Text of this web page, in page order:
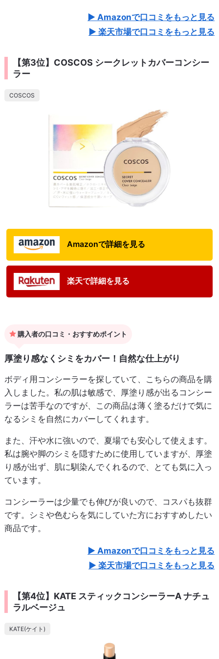
Amazonで口コミをもっと見る
楽天市場で口コミをもっと見る
【第3位】COSCOS シークレットカバーコンシー
ラー
COSCOS
Amazonで詳細を見る
楽天で詳細を見る
購入者の口コミ・おすすめポイント
厚塗り感なくシミをカバー！自然な仕上がり
ボディ用コンシーラーを探していて、こちらの商品を購
入しました。私の肌は敏感で、厚塗り感が出るコンシー
ラーは苦手なのですが、この商品は薄く塗るだけで気に
なるシミを自然にカバーしてくれます。
また、汗や水に強いので、夏場でも安心して使えます。
私は腕や脚のシミを隠すために使用していますが、厚塗
り感が出ず、肌に馴染んでくれるので、とても気に入っ
ています。
コンシーラーは少量でも伸びが良いので、コスパも抜群
です。シミや色むらを気にしていた方におすすめしたい
商品です。
Amazonで口コミをもっと見る
楽天市場で口コミをもっと見る
【第4位】KATE スティックコンシーラーA ナチュ
ラルベージュ
KATE(ケイト)